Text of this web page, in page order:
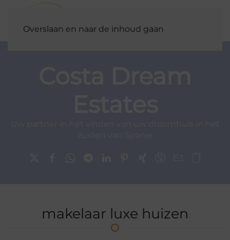
Overslaan en naar de inhoud gaan
makelaar luxe huizen